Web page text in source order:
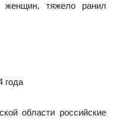
женщин, тяжело ранил
года
области российские